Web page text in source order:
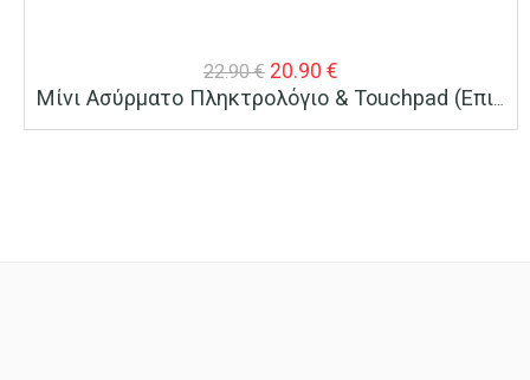
22.90€ Original
price
20.90 €
τρέχουσα
Μίνι Ασύρματο Πληκτρολόγιο & Touchpad (Επιφάνεια Αφής) H20